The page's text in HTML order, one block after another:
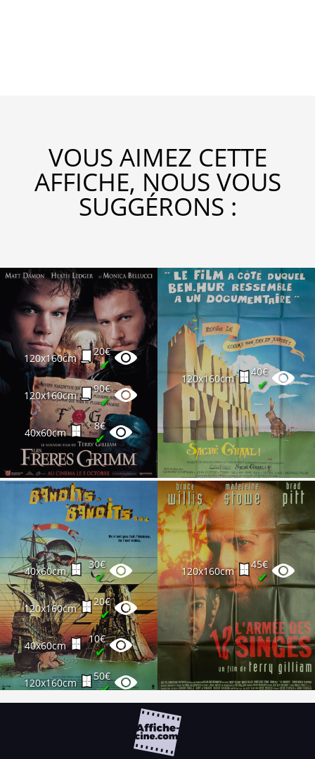
VOUS AIMEZ CETTE
AFFICHE, NOUS VOUS
SUGGÉRONS :
120x160cm
20€
✔
120x160cm
90€
✔
40x60cm
8€
✔
120x160cm
40€
✔
40x60cm
30€
✔
120x160cm
20€
✔
40x60cm
10€
✔
120x160cm
50€
✔
120x160cm
45€
✔